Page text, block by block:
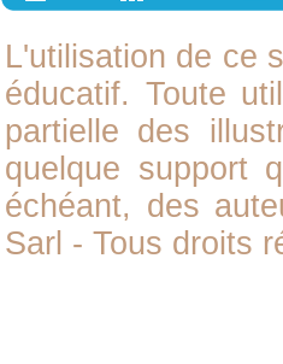
L'utilisation de ce
éducatif. Toute
partielle des
quelque support
échéant, des
Sarl - Tous droits